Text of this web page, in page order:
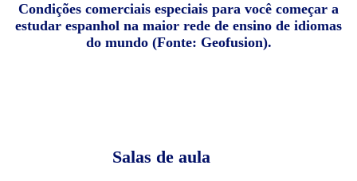
Condições comerciais especiais para você começar a
estudar espanhol na maior rede de ensino de idiomas
do mundo (Fonte: Geofusion).
Salas de aula